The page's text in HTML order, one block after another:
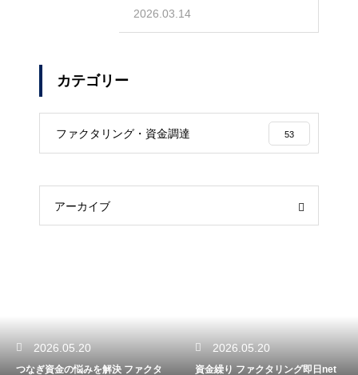
スを守る】
2026.03.14
カテゴリー
ファクタリング・資金調達 53
アーカイブ
2026.05.20
つなぎ資金の悩みを解決 ファクタ
2026.05.20
資金繰り ファクタリング即日net